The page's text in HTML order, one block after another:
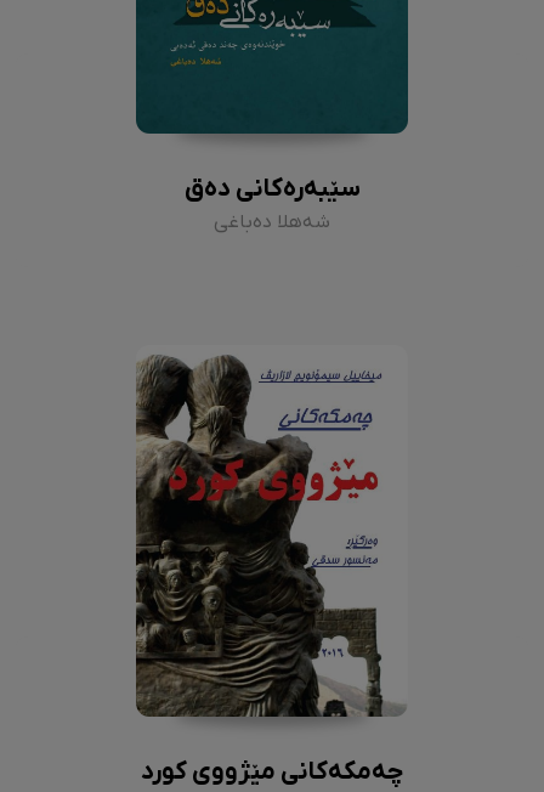
سێبەرەکانی دەق
شەهلا دەباغی
چەمکەکانی مێژووی کورد